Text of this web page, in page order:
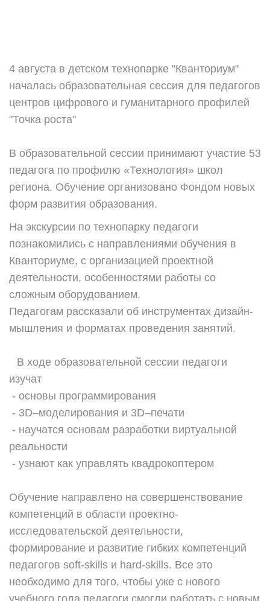
4 августа в детском технопарке "Кванториум"
началась образовательная сессия для педагогов
центров цифрового и гуманитарного профилей
"Точка роста"
В образовательной сессии принимают участие 53
педагога по профилю «Технология» школ
региона. Обучение организовано Фондом новых
форм развития образования.
На экскурсии по технопарку педагоги
познакомились с направлениями обучения в
Кванториуме, с организацией проектной
деятельности, особенностями работы со
сложным оборудованием.
Педагогам рассказали об инструментах дизайн-
мышления и форматах проведения занятий.
⠀В ходе образовательной сессии педагоги
изучат
- основы программирования
- 3D–моделирования и 3D–печати
- научатся основам разработки виртуальной
реальности
- узнают как управлять квадрокоптером
Обучение направлено на совершенствование
компетенций в области проектно-
исследовательской деятельности,
формирование и развитие гибких компетенций
педагогов soft-skills и hard-skills. Все это
необходимо для того, чтобы уже с нового